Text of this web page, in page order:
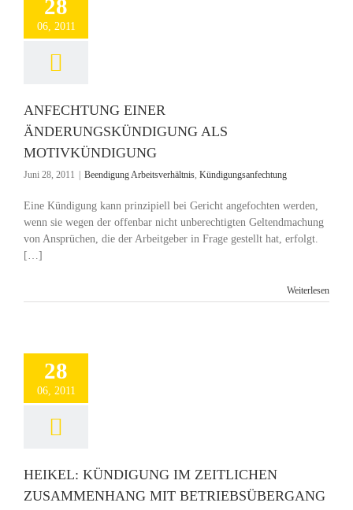
28
06, 2011
ANFECHTUNG EINER
ÄNDERUNGSKÜNDIGUNG ALS
MOTIVKÜNDIGUNG
Juni 28, 2011 Beendigung Arbeitsverhältnis, Kündigungsanfechtung
Eine Kündigung kann prinzipiell bei Gericht angefochten werden,
wenn sie wegen der offenbar nicht unberechtigten Geltendmachung
von Ansprüchen, die der Arbeitgeber in Frage gestellt hat, erfolgt.
[…]
Weiterlesen
28
06, 2011
HEIKEL: KÜNDIGUNG IM ZEITLICHEN
ZUSAMMENHANG MIT BETRIEBSÜBERGANG